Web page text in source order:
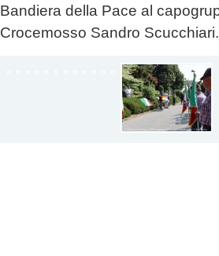
Bandiera della Pace al
Crocemosso Sandro Scucchiari.